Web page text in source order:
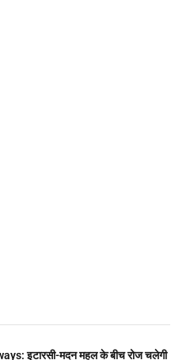
इटारसी-मदन महल के बीच रोज चलेगी